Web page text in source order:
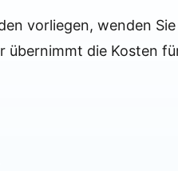
vorliegen, wenden
übernimmt die Kosten